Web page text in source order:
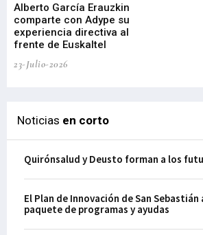
Alberto García Erauzkin
comparte con Adype su
experiencia directiva al
frente de Euskaltel
23-Julio-2026
Noticias en corto
Quirónsalud y Deusto forman a los
El Plan de Innovación de San
paquete de programas y ayudas